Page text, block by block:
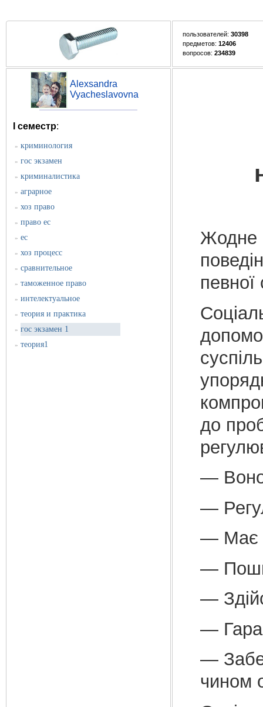
пользователей: 30398
предметов: 12406
вопросов: 234839
Alexsandra
Vyacheslavovna
I семестр:
» криминология
» гос экзамен
» криминалистика
» аграрное
» хоз право
» право ес
» ес
» хоз процесс
» сравнительное
» таможенное право
» интелектуальное
» теория и практика
» гос экзамен 1
» теория1
Жодне
певної
до
— Воно
—
— Має
—
—
—
—
чином